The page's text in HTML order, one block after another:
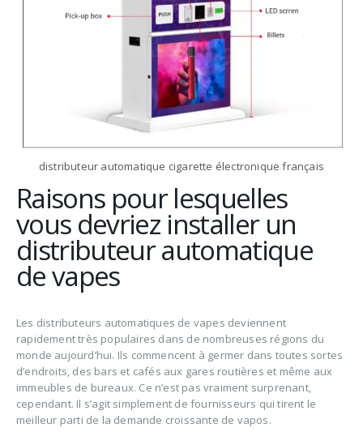
distributeur automatique cigarette électronique français
Raisons pour lesquelles
vous devriez installer un
distributeur automatique
de vapes
Les distributeurs automatiques de vapes deviennent
rapidement très populaires dans de nombreuses régions du
monde aujourd’hui. Ils commencent à germer dans toutes sortes
d’endroits, des bars et cafés aux gares routières et même aux
immeubles de bureaux. Ce n’est pas vraiment surprenant,
cependant. Il s’agit simplement de fournisseurs qui tirent le
meilleur parti de la demande croissante de vapos.